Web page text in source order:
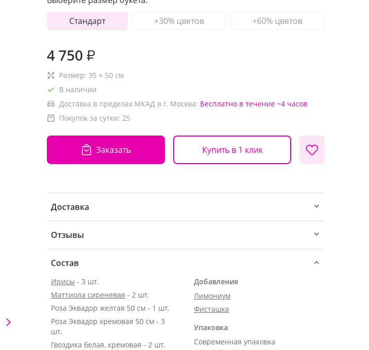
Стандарт
+30% цветов +60% цветов
4 750 ₽
Размер: 35 × 50 см
В наличии
Доставка в пределах МКАД в г. Москва: Бесплатно в течение ~4 часов
Покупок за сутки: 25
Заказать Купить в 1 клик
Доставка
Отзывы
Состав
Ирисы - 3 шт.
Маттиола сиреневая - 2 шт.
Роза Эквадор желтая 50 см - 1 шт.
Роза Эквадор кремовая 50 см - 3
шт.
Гвоздика белая, кремовая - 2 шт.
Добавления
Лимониум
Фисташка
Упаковка
Современная упаковка